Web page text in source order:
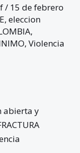
/ 15 de febrero
,eleccion
,
,Violencia
abierta y